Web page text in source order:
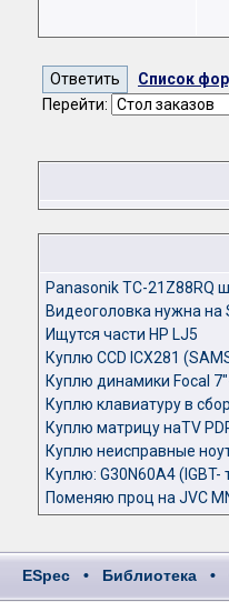
Список
Перейти:
Panasonik TC-21Z88RQ
Видеоголовка нужна на
Ищутся части HP LJ5
Куплю CCD ICX281
Куплю динамики Focal
Куплю клавиатуру в
Куплю матрицу наTV
Куплю неисправные
Куплю: G30N60A4 (IGBT-
Поменяю проц на JVC
ESpec • Библиотека •